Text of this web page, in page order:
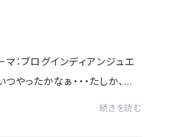
ブログインディアンジュエ
やったかなぁ・・・たしか、高
続きを読む